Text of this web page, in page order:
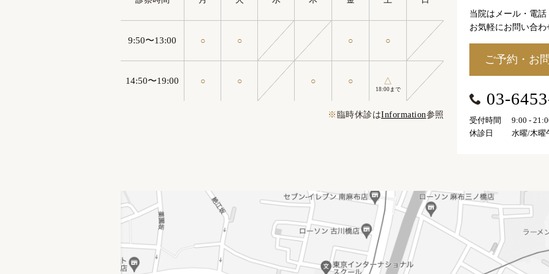
9:50〜13:00 ○ ○ ○ ○
14:50〜19:00 ○ ○ ○ ○ △
18:00まで
※ 臨時休診はInformation参照
当院はメール・電
お気軽にお問い合
ご予約・お
03-
受付時間
9:00 -
休診日
水曜/木曜